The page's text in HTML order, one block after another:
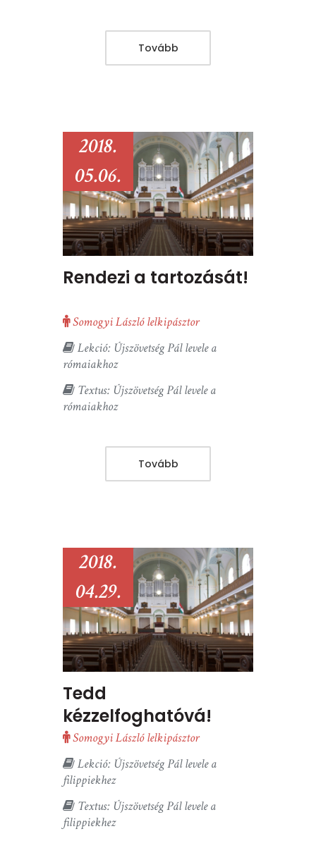
Tovább
Rendezi a tartozását!
2018.
05.06.
Somogyi László lelkipásztor
Lekció: Újszövetség Pál levele a
rómaiakhoz
Textus: Újszövetség Pál levele a
rómaiakhoz
Tovább
Tedd
kézzelfoghatóvá!
2018.
04.29.
Somogyi László lelkipásztor
Lekció: Újszövetség Pál levele a
filippiekhez
Textus: Újszövetség Pál levele a
filippiekhez